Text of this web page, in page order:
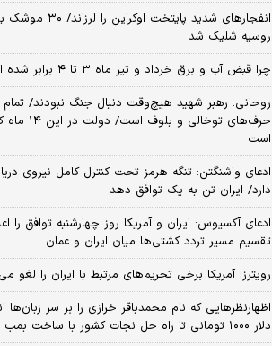
انفجارهای شدید
روسیه شلیک شد
چرا قبض آب و برق خرداد و تیر ماه ۳ تا ۴ برابر شده است؟
روحانی: رهبر شهید هیچ‌وقت دنبال جنگ نبودند/ تمام
حرف‌های
است
ادعای واشنگتن: تنگه هرمز تحت کنترل کامل نیروی
دارد/ ایران تن به یک توافق دهد
ادعای آکسیوس: ایران و آمریکا روز چهارشنبه توافق را
تقسیم مسیر تردد کشتی‌ها میان ایران و عمان
رویترز: آمریکا برخی تحریم‌های مرتبط با ایران را لغو
اظهارنظرهایی که نام محمدباقر خرازی را بر سر زبان‌ها
دلار ۱۰۰۰ تومانی تا راه حل نجات کشور با ساخت بمب اتم و شلیک آن!